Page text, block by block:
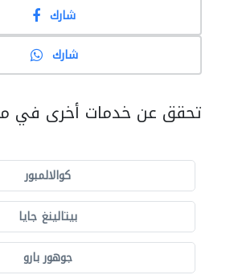
شارك
شارك
تحقق عن خدمات أخرى في
كوالالمبور
بيتالينغ جايا
جوهور بارو